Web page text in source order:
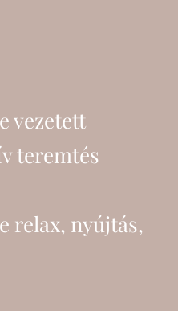
vezetett
teremtés
relax, nyújtás,